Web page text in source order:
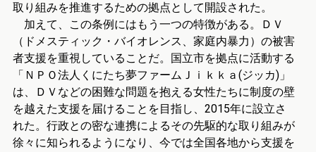
取り組みを推進するための拠点として開設された。
加えて、この条例にはもう一つの特徴がある。ＤＶ
（ドメスティック・バイオレンス、家庭内暴力）の被害
者支援を重視していることだ。国立市を拠点に活動する
「ＮＰＯ法人くにたち夢ファームＪｉｋｋａ(ジッカ)」
は、ＤＶなどの困難な問題を抱える女性たちに制度の壁
を越えた支援を届けることを目指し、2015年に設立さ
れた。行政との密な連携によるその先駆的な取り組みが
徐々に知られるようになり、今では全国各地から支援を